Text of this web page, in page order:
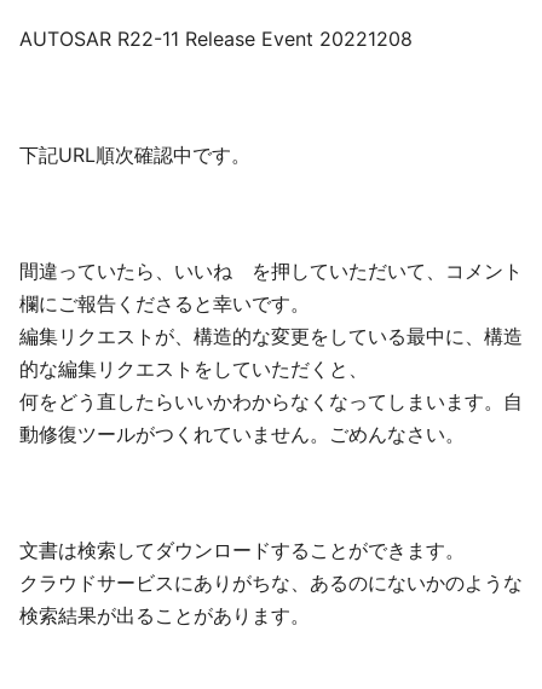
AUTOSAR R22-11 Release Event 20221208
下記URL順次確認中です。
間違っていたら、いいね を押していただいて、コメント
欄にご報告くださると幸いです。
編集リクエストが、構造的な変更をしている最中に、構造
的な編集リクエストをしていただくと、
何をどう直したらいいかわからなくなってしまいます。自
動修復ツールがつくれていません。ごめんなさい。
文書は検索してダウンロードすることができます。
クラウドサービスにありがちな、あるのにないかのような
検索結果が出ることがあります。